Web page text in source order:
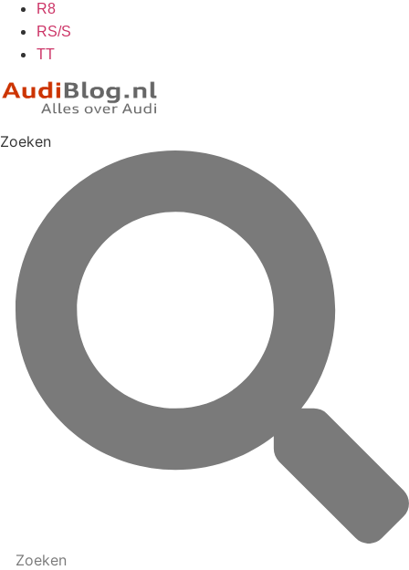
R8
RS/S
TT
Zoeken
Zoeken